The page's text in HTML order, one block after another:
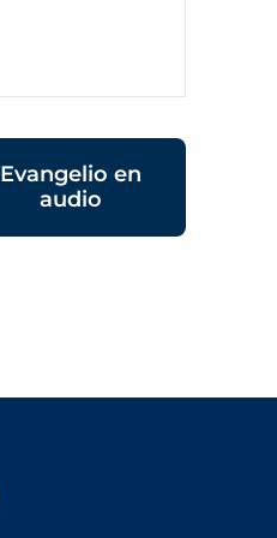
Evangelio en
audio